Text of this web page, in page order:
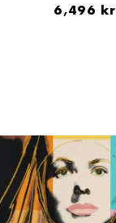
6,496 kr